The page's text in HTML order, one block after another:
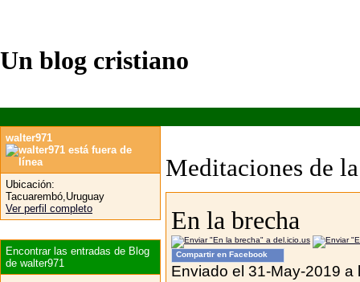
Un blog cristiano
Meditaciones de
En la brecha
Compartir en Facebook
Enviado el 31-May-2019
walter971
Ubicación:
Tacuarembó,Uruguay
Ver perfil completo
Encontrar las entradas de Blog
de walter971